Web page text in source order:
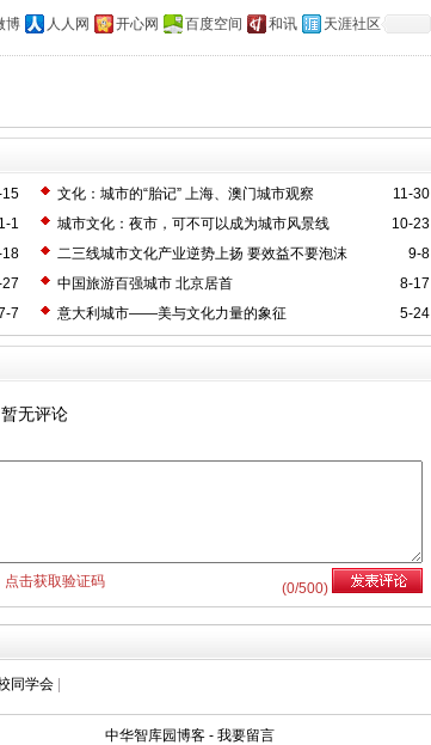
博 人人网 开心网 百度空间 和讯 天涯社区
15 11-30
文化：城市的“胎记” 上海、澳门城市观察
1
10-23
城市文化：夜市，可不可以成为城市风景线
18
9-8
二三线城市文化产业逆势上扬 要效益不要泡沫
8-17
中国旅游百强城市 北京居首
7
5-24
意大利城市——美与文化力量的象征
暂无评论
(0/500)
点击获取验证码
同学会
中华智库园博客- 我要留言